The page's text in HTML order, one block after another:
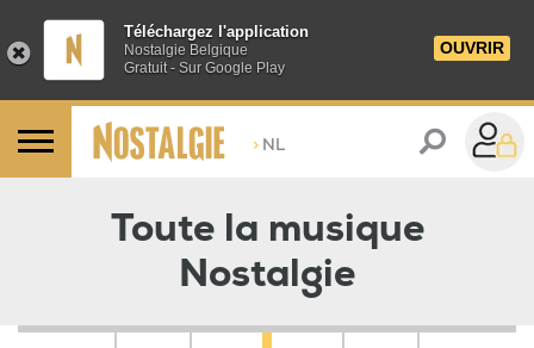
Téléchargez l'application
Nostalgie Belgique
Gratuit - Sur Google Play
OUVRIR
> NL
C'était en 1962
Toute la musique
Nostalgie